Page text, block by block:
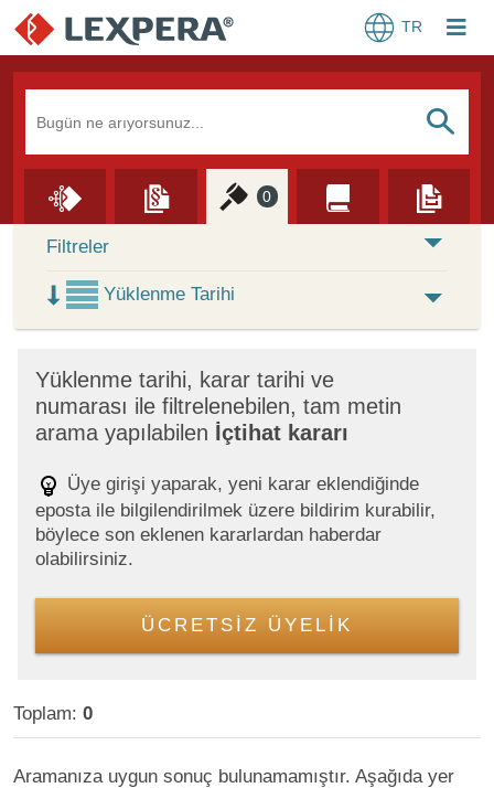
TR
S
0
Skip to Search Results
Filtreler
Yüklenme Tarihi
Yüklenme tarihi, karar tarihi ve
numarası ile filtrelenebilen, tam metin
arama yapılabilen İçtihat kararı
Üye girişi yaparak, yeni karar eklendiğinde
eposta ile bilgilendirilmek üzere bildirim kurabilir,
böylece son eklenen kararlardan haberdar
olabilirsiniz.
ÜCRETSİZ ÜYELİK
Toplam: 0
Aramanıza uygun sonuç bulunamamıştır. Aşağıda yer